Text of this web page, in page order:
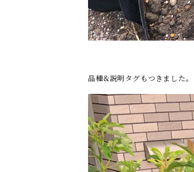
品種&説明タグもつきました